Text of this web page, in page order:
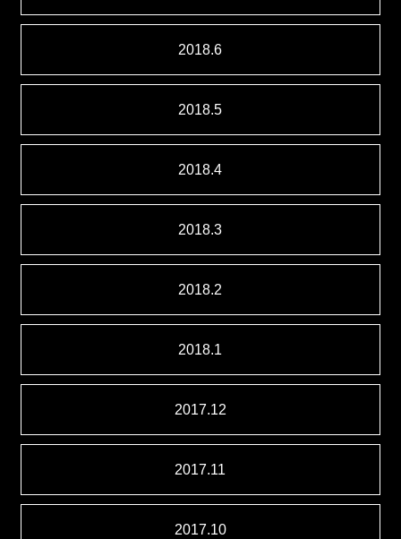
2018.6
2018.5
2018.4
2018.3
2018.2
2018.1
2017.12
2017.11
2017.10